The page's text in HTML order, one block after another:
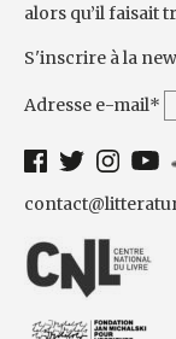
alors qu’il faisait
S'inscrire à la
Adresse e-mail*